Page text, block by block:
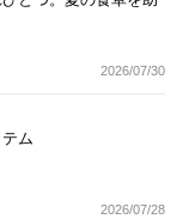
2026/07/30
ム
2026/07/28